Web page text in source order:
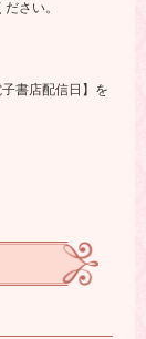
さい。
書店配信日】を